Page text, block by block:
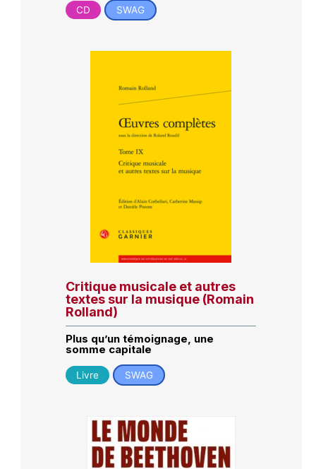
CD SWAG
Critique musicale et autres
textes sur la musique (Romain
Rolland)
Plus qu’un témoignage, une
somme capitale
Livre SWAG